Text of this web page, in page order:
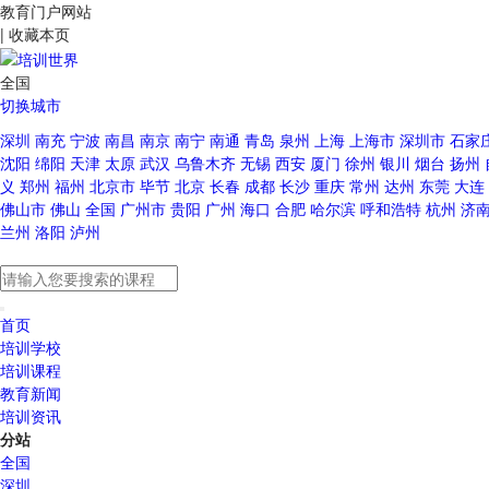
教育门户网站
| 收藏本页
全国
切换城市
深圳 南充 宁波 南昌 南京 南宁 南通 青岛 泉州 上海 上海市 深圳市 石家
沈阳 绵阳 天津 太原 武汉 乌鲁木齐 无锡 西安 厦门 徐州 银川 烟台 扬州
义 郑州 福州 北京市 毕节 北京 长春 成都 长沙 重庆 常州 达州 东莞 大连
佛山市 佛山 全国 广州市 贵阳 广州 海口 合肥 哈尔滨 呼和浩特 杭州 济
兰州 洛阳 泸州
首页
培训学校
培训课程
教育新闻
培训资讯
分站
全国
深圳